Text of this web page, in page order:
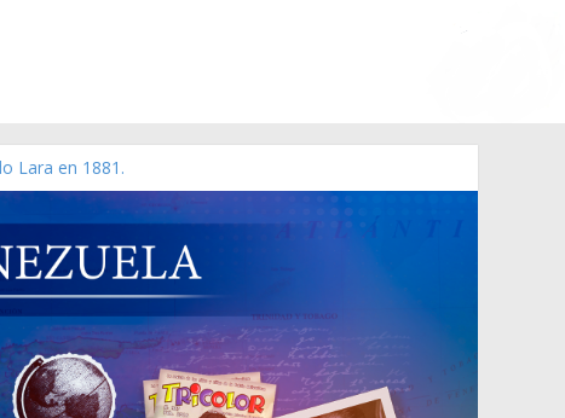
Lara en 1881.
de 2006 N° 38.394